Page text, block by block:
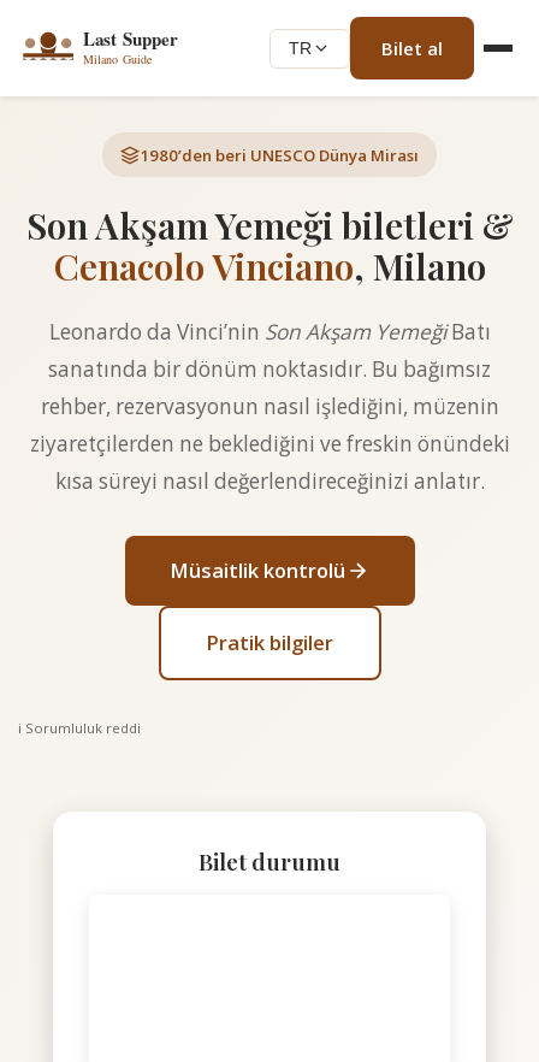
TR Bilet al
1980’den beri UNESCO Dünya Mirası
Son Akşam Yemeği biletleri &
Cenacolo Vinciano, Milano
Leonardo da Vinci’nin Son Akşam YemeğiBatı
sanatında bir dönüm noktasıdır. Bu bağımsız
rehber, rezervasyonun nasıl işlediğini, müzenin
ziyaretçilerden ne beklediğini ve freskin önündeki
kısa süreyi nasıl değerlendireceğinizi anlatır.
Müsaitlik kontrolü
Pratik bilgiler
ℹ️ Sorumluluk reddi
Bilet durumu